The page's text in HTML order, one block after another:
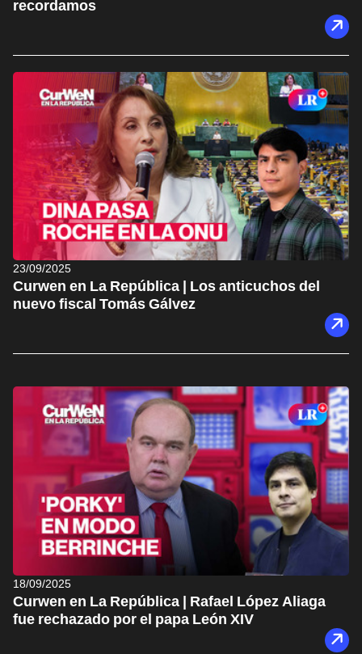
recordamos
23/09/2025
Curwen en La República | Los anticuchos del
nuevo fiscal Tomás Gálvez
18/09/2025
Curwen en La República | Rafael López Aliaga
fue rechazado por el papa León XIV